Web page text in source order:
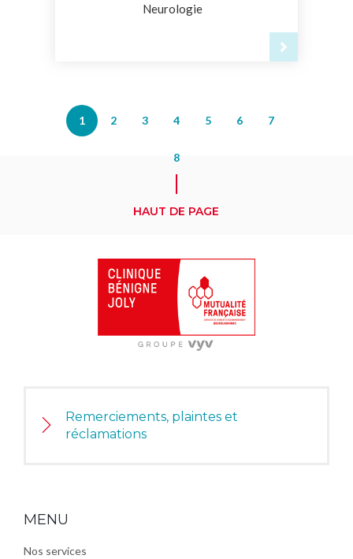
Neurologie
1 2 3 4 5 6 7
8
HAUT DE PAGE
Remerciements, plaintes et
réclamations
MENU
Nos services